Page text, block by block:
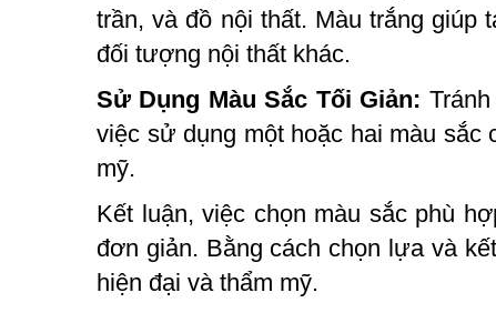
trần, và đồ nội thất. Màu trắng giúp
đối tượng nội thất khác.
Sử Dụng Màu Sắc Tối Giản:
việc sử dụng một hoặc hai màu sắc
mỹ.
Kết luận, việc chọn màu sắc phù
đơn giản. Bằng cách chọn lựa và
hiện đại và thẩm mỹ.